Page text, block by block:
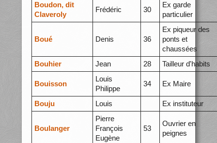
Boudon, dit
Claveroly
Frédéric 30
Ex garde
particulier
Boué Denis 36
Ex piqueur des
ponts et
chaussées
Bouhier
Jean 28 Tailleur d'habits
Bouisson
Louis
Philippe
34 Ex Maire
Bouju Louis Ex instituteur
Boulanger
Pierre
François
Eugène
53
Ouvrier en
peignes